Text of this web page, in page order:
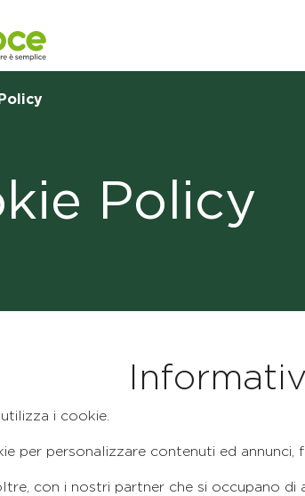
Policy
i cookie.
per personalizzare contenuti ed
con i nostri partner che si occupano